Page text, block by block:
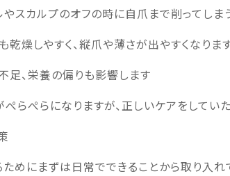
やスカルプのオフの時に自爪まで削ってしま
乾燥しやすく、縦爪や薄さが出やすくなりま
足、栄養の偏りも影響します
らぺらになりますが、正しいケアをしてい
めにまずは日常でできることから取り入れ